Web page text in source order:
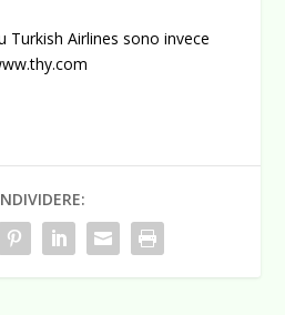
Turkish Airlines sono invece